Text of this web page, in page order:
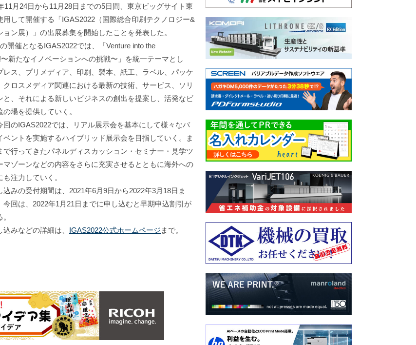
11月24日から11月28日までの5日間、東京ビッグサイト東
用して開催する「IGAS2022（国際総合印刷テクノロジー&
ョン展）」の出展募集を開始したことを発表した。
開催となるIGAS2022では、「Venture into the
〜新たなイノベーションへの挑戦〜」を統一テーマとし
レス、プリメディア、印刷、製本、紙工、ラベル、パッケ
クロスメディア関連における最新の技術、サービス、ソリ
と、それによる新しいビジネスの創出を提案し、活発なビ
の場を提供していく。
のIGAS2022では、リアル展示会を基本にして様々なバ
ベントを実施するハイブリッド展示会を目指していく。ま
で行ってきたパネルディスカッション・セミナー・見学ツ
マゾーンなどの内容をさらに充実させるとともに海外への
注力していく。
みの受付期間は、2021年6月9日から2022年3月18日ま
今回は、2022年1月21日までに申し込むと早期申込割引が
みなどの詳細は、 IGAS2022公式ホームページ まで。